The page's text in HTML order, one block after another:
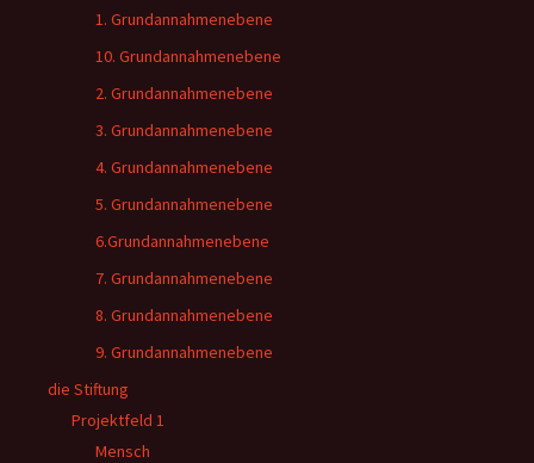
1. Grundannahmenebene
10. Grundannahmenebene
2. Grundannahmenebene
3. Grundannahmenebene
4. Grundannahmenebene
5. Grundannahmenebene
6.Grundannahmenebene
7. Grundannahmenebene
8. Grundannahmenebene
9. Grundannahmenebene
die Stiftung
Projektfeld 1
Mensch